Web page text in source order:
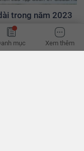
trong năm 2023
đất nền phía Nam
yếu, giá bán giảm
mục Xem thêm